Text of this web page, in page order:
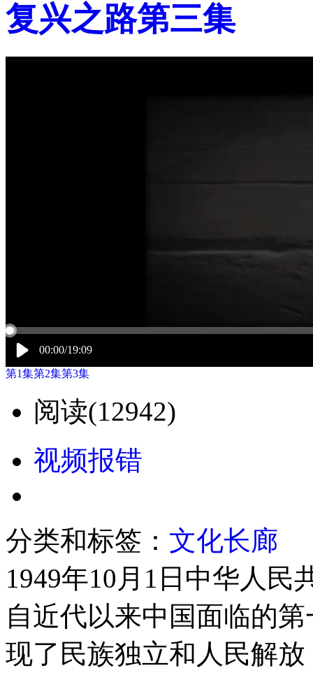
复兴之路第三集
00:00/19:09
第1集第2集第3集
阅读(12942)
视频报错
分类和标签： 文化长廊
1949年10月1日中华人民
自近代以来中国面临的
现了民族独立和人民解